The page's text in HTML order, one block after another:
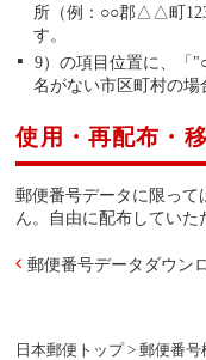
日本郵便トップ> 郵便番号
所（例：○○郡△△町
す。
9）の項目位置に、「
名がない市区町村の場
使用・再配布・
郵便番号データに限っ
ん。自由に配布していた
郵便番号データダウン